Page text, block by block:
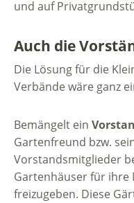
und auf
Auch die
Die Lösung für die
Verbände wäre ganz
Bemängelt ein
Gartenfreund bzw.
Vorstandsmitglieder
Gartenhäuser für ihre
freizugeben. Diese